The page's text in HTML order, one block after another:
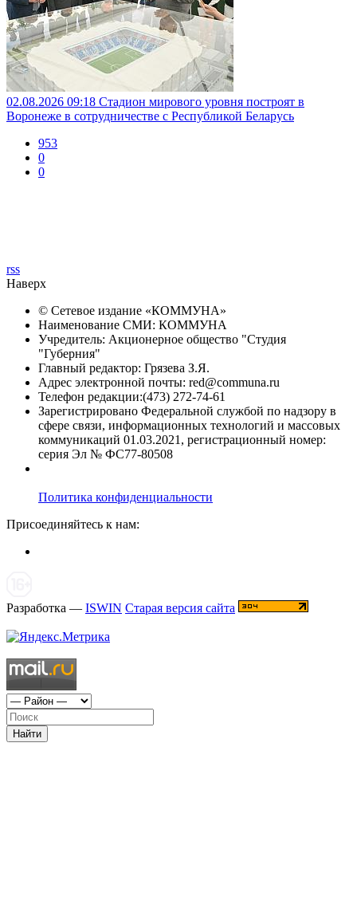
02.08.2026 09:18 Стадион мирового уровня построят в
Воронеже в сотрудничестве с Республикой Беларусь
953
0
0
rss
Наверх
© Сетевое издание «КОММУНА»
Наименование СМИ: КОММУНА
Учредитель: Акционерное общество "Студия
"Губерния"
Главный редактор: Грязева З.Я.
Адрес электронной почты: red@communa.ru
Телефон редакции:(473) 272-74-61
Зарегистрировано Федеральной службой по надзору в
сфере связи, информационных технологий и массовых
коммуникаций 01.03.2021, регистрационный номер:
серия Эл № ФС77-80508
Политика конфиденциальности
Присоединяйтесь к нам:
Разработка — ISWIN Старая версия сайта
Найти